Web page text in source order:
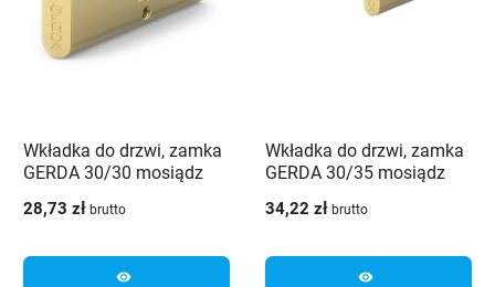
Wkładka do drzwi, zamka
GERDA 30/30 mosiądz
28,73 zł brutto
visibility
Wkładka do drzwi, zamka
GERDA 30/35 mosiądz
34,22 zł brutto
visibility